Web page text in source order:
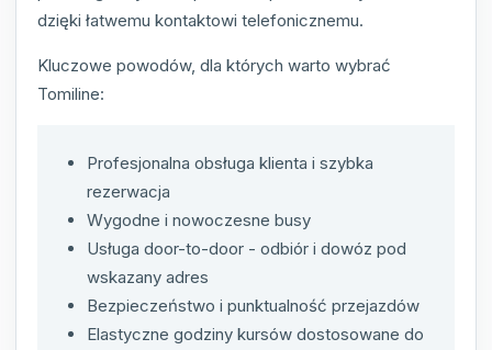
dzięki łatwemu kontaktowi telefonicznemu.
Kluczowe powodów, dla których warto wybrać
Tomiline:
Profesjonalna obsługa klienta i szybka
rezerwacja
Wygodne i nowoczesne busy
Usługa door-to-door - odbiór i dowóz pod
wskazany adres
Bezpieczeństwo i punktualność przejazdów
Elastyczne godziny kursów dostosowane do